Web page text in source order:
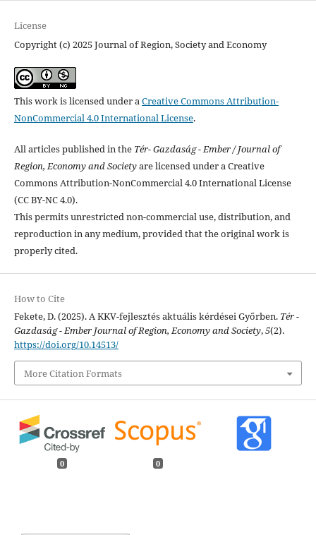
License
Copyright (c) 2025 Journal of Region, Society and Economy
This work is licensed under aCreative Commons Attribution-
NonCommercial 4.0 International License.
All articles published in the Tér- Gazdaság - Ember / Journal of
Region, Economy and Societyare licensed under a Creative
Commons Attribution-NonCommercial 4.0 International License
(CC BY-NC 4.0).
This permits unrestricted non-commercial use, distribution, and
reproduction in any medium, provided that the original work is
properly cited.
How to Cite
Fekete, D. (2025). A KKV-fejlesztés aktuális kérdései Győrben. Tér -
Gazdaság - Ember Journal of Region, Economy and Society,5(2).
https://doi.org/10.14513/
More Citation Formats
0 0